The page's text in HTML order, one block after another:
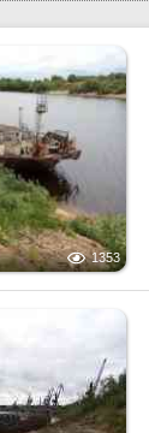
1353